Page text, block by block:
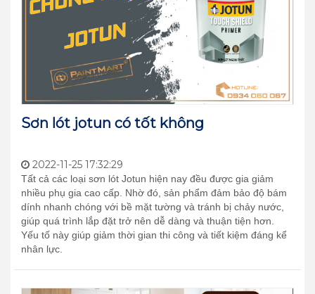
Sơn lót jotun có tốt không
2022-11-25 17:32:29
Tất cả các loại sơn lót Jotun hiện nay đều được gia giảm
nhiều phụ gia cao cấp. Nhờ đó, sản phẩm đảm bảo độ bám
dính nhanh chóng với bề mặt tường và tránh bị chảy nước,
giúp quá trình lắp đặt trở nên dễ dàng và thuận tiện hơn.
Yếu tố này giúp giảm thời gian thi công và tiết kiệm đáng kể
nhân lực.